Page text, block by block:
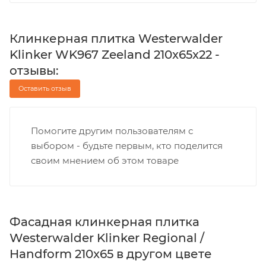
Клинкерная плитка Westerwalder
Klinker WK967 Zeeland 210x65x22 -
отзывы:
Оставить отзыв
Помогите другим пользователям с
выбором - будьте первым, кто поделится
своим мнением об этом товаре
Фасадная клинкерная плитка
Westerwalder Klinker Regional /
Handform 210x65 в другом цвете